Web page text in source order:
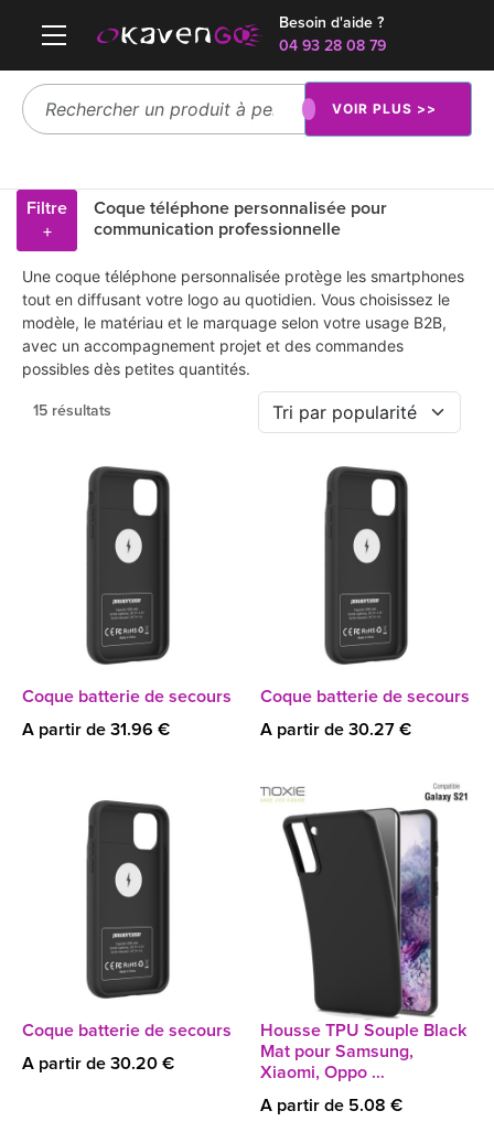
Besoin d'aide ?
04 93 28 08 79
VOIR PLUS >>
Filtre
+
Coque téléphone personnalisée pour
communication professionnelle
Une coque téléphone personnalisée protège les smartphones
tout en diffusant votre logo au quotidien. Vous choisissez le
modèle, le matériau et le marquage selon votre usage B2B,
avec un accompagnement projet et des commandes
possibles dès petites quantités.
15 résultats
Coque batterie de secours
A partir de 31.96 €
Coque batterie de secours
A partir de 30.27 €
Coque batterie de secours
A partir de 30.20 €
Housse TPU Souple Black
Mat pour Samsung,
Xiaomi, Oppo …
A partir de 5.08 €